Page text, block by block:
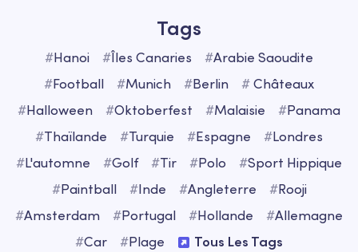
Tags
#Hanoi #Îles Сanaries #Arabie Saoudite
#Football #Munich #Berlin #Châteaux
#Halloween #Oktoberfest #Malaisie #Panama
#Thaïlande #Turquie #Espagne #Londres
#L'automne #Golf #Tir #Polo #Sport Hippique
#Paintball #Inde #Angleterre #Rooji
#Amsterdam #Portugal #Hollande #Allemagne
#Car #Plage Tous Les Tags